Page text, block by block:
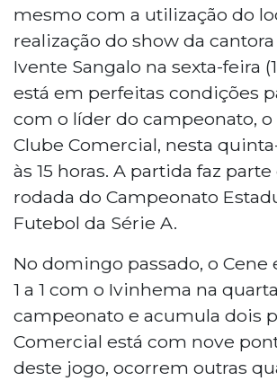
mesmo com a utilização do
realização do show da
Ivente Sangalo na sexta-feira
está em perfeitas condições
com o líder do campeonato, o
Clube Comercial, nesta
às 15 horas. A partida faz
rodada do Campeonato
Futebol da Série A.
No domingo passado, o
1 a 1 com o Ivinhema na
campeonato e acumula dois
Comercial está com nove
deste jogo, ocorrem outras